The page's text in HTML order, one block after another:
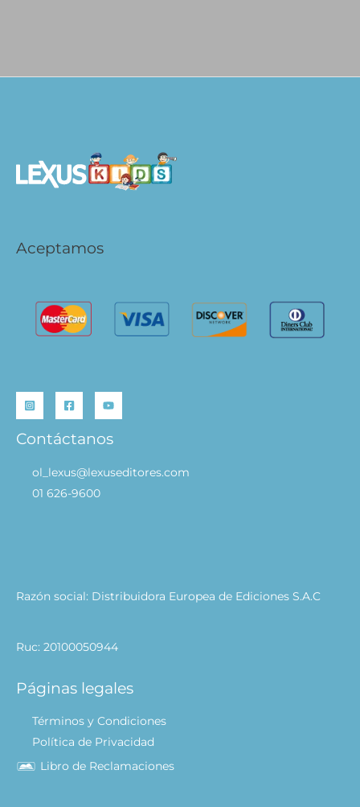
Aceptamos
Contáctanos
ol_lexus@lexuseditores.com
01 626-9600
Razón social: Distribuidora Europea de Ediciones S.A.C
Ruc: 20100050944
Páginas legales
Términos y Condiciones
Política de Privacidad
Libro de Reclamaciones